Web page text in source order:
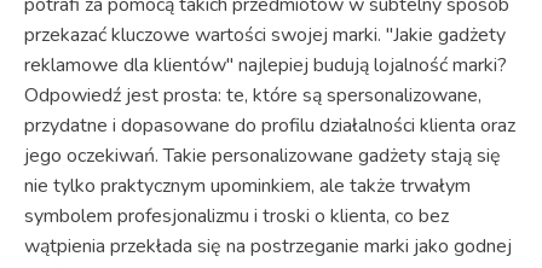
przekazać kluczowe wartości swojej marki. "Jakie gadżety
reklamowe dla klientów" najlepiej budują lojalność marki?
Odpowiedź jest prosta: te, które są spersonalizowane,
przydatne i dopasowane do profilu działalności klienta oraz
jego oczekiwań. Takie personalizowane gadżety stają się
nie tylko praktycznym upominkiem, ale także trwałym
symbolem profesjonalizmu i troski o klienta, co bez
wątpienia przekłada się na postrzeganie marki jako godnej